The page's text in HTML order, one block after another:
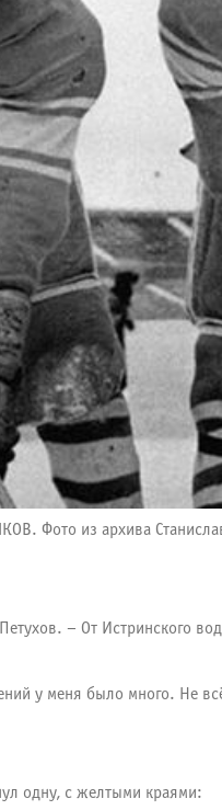
Фото из архива
– От Истринского
у меня было много. Не
одну, с желтыми краями: